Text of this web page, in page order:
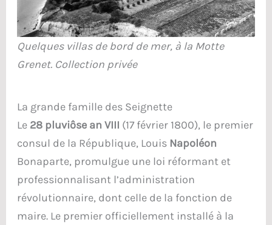
Quelques villas de bord de mer, à la Motte
Grenet. Collection privée
La grande famille des Seignette
Le 28 pluviôse an VIII (17 février 1800), le premier
consul de la République, Louis Napoléon
Bonaparte, promulgue une loi réformant et
professionnalisant l’administration
révolutionnaire, dont celle de la fonction de
maire. Le premier officiellement installé à la